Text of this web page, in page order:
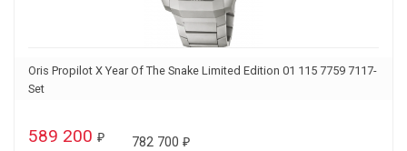
Oris Propilot X Year Of The Snake Limited Edition 01 115 7759 7117-
Set
589 200 ₽ 782 700 ₽